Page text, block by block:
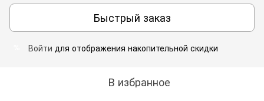
Быстрый заказ
Войти для отображения накопительной скидки
В избранное